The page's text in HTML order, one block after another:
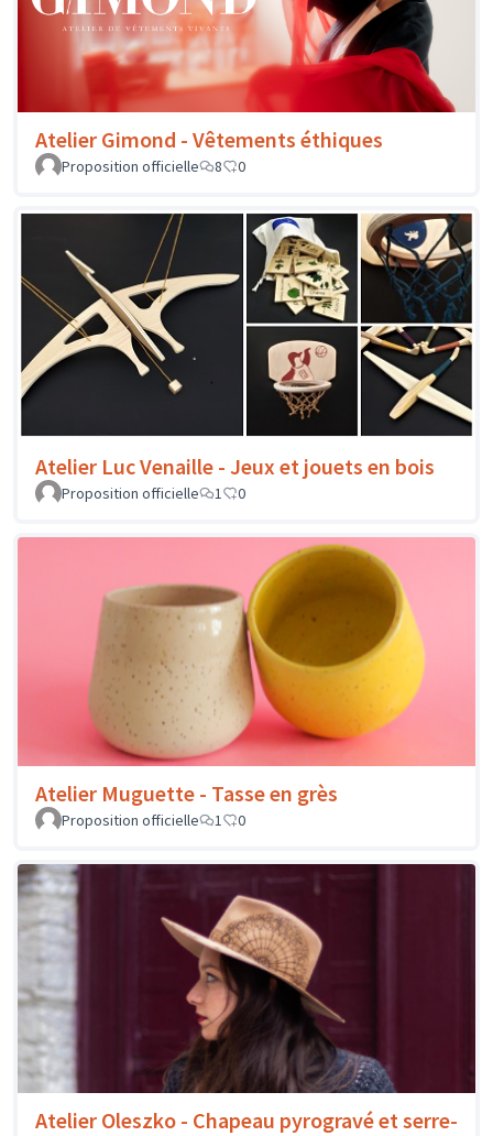
Atelier Gimond - Vêtements éthiques
Proposition officielle 8 0
Atelier Luc Venaille - Jeux et jouets en bois
Proposition officielle 1 0
Atelier Muguette - Tasse en grès
Proposition officielle 1 0
Atelier Oleszko - Chapeau pyrogravé et serre-